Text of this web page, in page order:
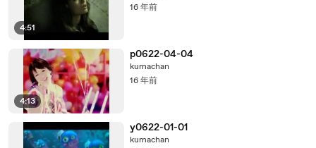
4:51
16 年前
4:13
p0622-04-04
kumachan
16 年前
y0622-01-01
kumachan